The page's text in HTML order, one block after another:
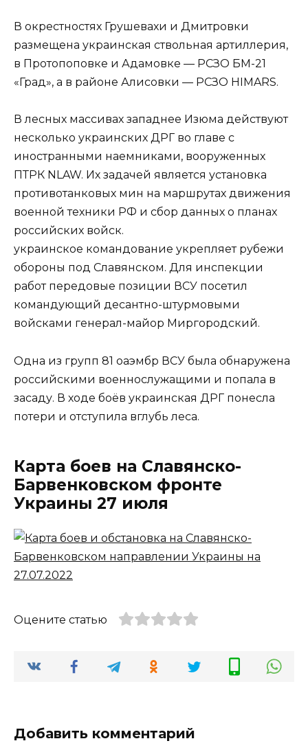
В окрестностях Грушевахи и Дмитровки
размещена украинская ствольная артиллерия,
в Протопоповке и Адамовке — РСЗО БМ-21
«Град», а в районе Алисовки — РСЗО HIMARS.
В лесных массивах западнее Изюма действуют
несколько украинских ДРГ во главе с
иностранными наемниками, вооруженных
ПТРК NLAW. Их задачей является установка
противотанковых мин на маршрутах движения
военной техники РФ и сбор данных о планах
российских войск.
украинское командование укрепляет рубежи
обороны под Славянском. Для инспекции
работ передовые позиции ВСУ посетил
командующий десантно-штурмовыми
войсками генерал-майор Миргородский.
Одна из групп 81 оаэмбр ВСУ была обнаружена
российскими военнослужащими и попала в
засаду. В ходе боёв украинская ДРГ понесла
потери и отступила вглубь леса.
Карта боев на Славянско-
Барвенковском фронте
Украины 27 июля
Оцените статью
Добавить комментарий